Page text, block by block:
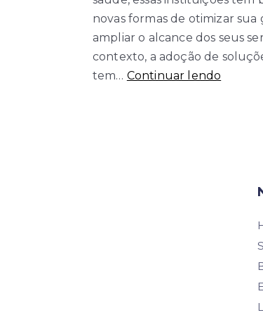
novas formas de otimizar sua
ampliar o alcance dos seus
contexto, a adoção de
tem… Continuar lendo